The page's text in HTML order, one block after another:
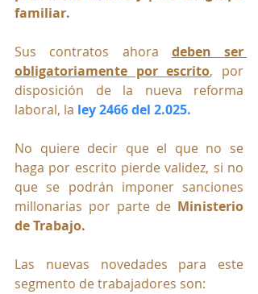
familiar.
Sus contratos ahora deben ser
obligatoriamente por escrito, por
disposición de la nueva reforma
laboral, la ley 2466 del 2.025.
No quiere decir que el que no se
haga por escrito pierde validez, si no
que se podrán imponer sanciones
millonarias por parte de Ministerio
de Trabajo.
Las nuevas novedades para este
segmento de trabajadores son: